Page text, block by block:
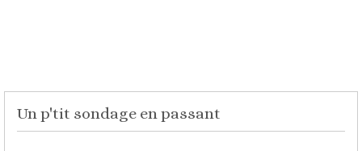
Un p'tit sondage en passant